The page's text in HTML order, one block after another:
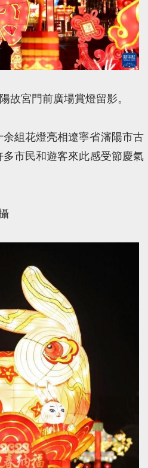
故宮門前廣場賞燈留影。
組花燈亮相遼寧省瀋陽市古
市民和遊客來此感受節慶氣